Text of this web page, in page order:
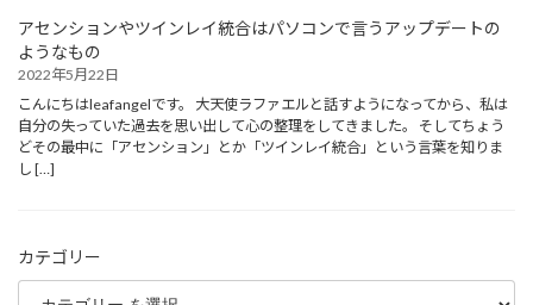
アセンションやツインレイ統合はパソコンで言うアップデートの
ようなもの
2022年5月22日
こんにちはleafangelです。 大天使ラファエルと話すようになってから、私は
自分の失っていた過去を思い出して心の整理をしてきました。 そしてちょう
どその最中に「アセンション」とか「ツインレイ統合」という言葉を知りま
し […]
カテゴリー